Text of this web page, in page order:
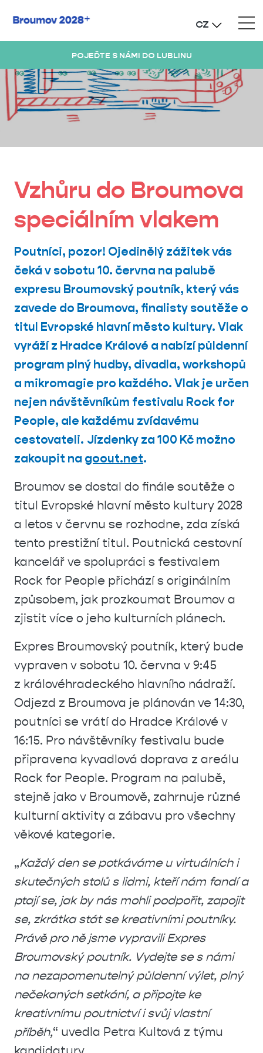
CZ
POJEĎTE S NÁMI DO LUBLINU
Vzhůru do Broumova
speciálním vlakem
Poutníci, pozor! Ojedinělý zážitek vás
čeká v sobotu 10. června na palubě
expresu Broumovský poutník, který vás
zavede do Broumova, finalisty soutěže o
titul Evropské hlavní město kultury. Vlak
vyráží z Hradce Králové a nabízí půldenní
program plný hudby, divadla, workshopů
a mikromagie pro každého. Vlak je určen
nejen návštěvníkům festivalu Rock for
People, ale každému zvídavému
cestovateli. Jízdenky za 100 Kč možno
zakoupit na goout.net.
Broumov se dostal do finále soutěže o
titul Evropské hlavní město kultury 2028
a letos v červnu se rozhodne, zda získá
tento prestižní titul. Poutnická cestovní
kancelář ve spolupráci s festivalem
Rock for People přichází s originálním
způsobem, jak prozkoumat Broumov a
zjistit více o jeho kulturních plánech.
Expres Broumovský poutník, který bude
vypraven v sobotu 10. června v 9:45
z královéhradeckého hlavního nádraží.
Odjezd z Broumova je plánován ve 14:30,
poutníci se vrátí do Hradce Králové v
16:15. Pro návštěvníky festivalu bude
připravena kyvadlová doprava z areálu
Rock for People. Program na palubě,
stejně jako v Broumově, zahrnuje různé
kulturní aktivity a zábavu pro všechny
věkové kategorie.
„Každý den se potkáváme u virtuálních i
skutečných stolů s lidmi, kteří nám fandí a
ptají se, jak by nás mohli podpořit, zapojit
se, zkrátka stát se kreativními poutníky.
Právě pro ně jsme vypravili Expres
Broumovský poutník. Vydejte se s námi
na nezapomenutelný půldenní výlet, plný
nečekaných setkání, a připojte ke
kreativnímu poutnictví i svůj vlastní
příběh,“ uvedla Petra Kultová z týmu